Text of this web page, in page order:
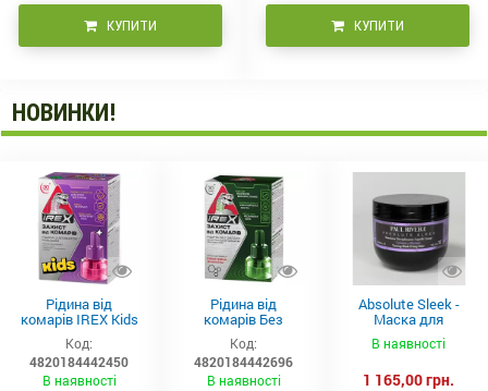
КУПИТИ КУПИТИ
НОВИНКИ!
Рідина від
комарів IREX Kids
д/дітей (30 ночей),
20мл
Код:
4820184442450
В наявності
Рідина від
комарів Без
запаху IREX (30
ночей), 20мл
Код:
4820184442696
В наявності
Absolute Sleek -
Маска для
неслухняного
волосся 300 мл
В наявності
1 165,00 грн.